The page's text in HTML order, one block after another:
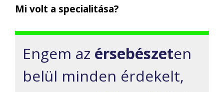
Mi volt a specialitása?
Engem az érsebészeten
belül minden érdekelt,